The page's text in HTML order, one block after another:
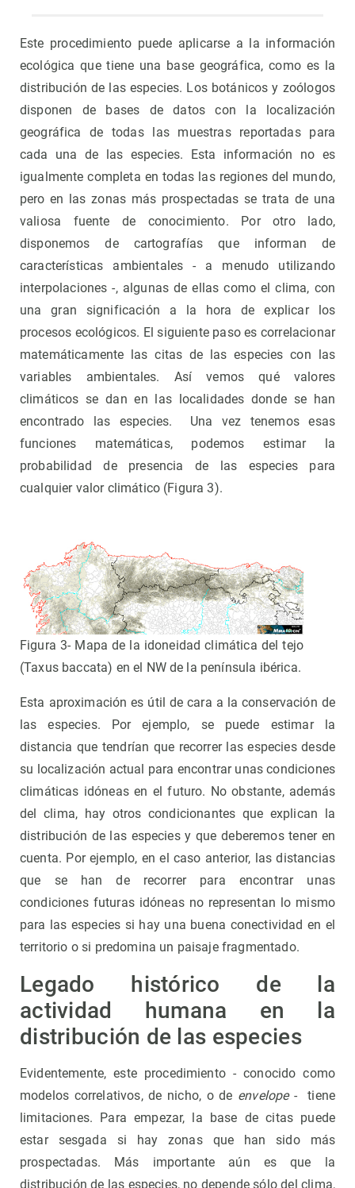
Este procedimiento puede aplicarse a la información
ecológica que tiene una base geográfica, como es la
distribución de las especies. Los botánicos y zoólogos
disponen de bases de datos con la localización
geográfica de todas las muestras reportadas para
cada una de las especies. Esta información no es
igualmente completa en todas las regiones del mundo,
pero en las zonas más prospectadas se trata de una
valiosa fuente de conocimiento. Por otro lado,
disponemos de cartografías que informan de
características ambientales - a menudo utilizando
interpolaciones -, algunas de ellas como el clima, con
una gran significación a la hora de explicar los
procesos ecológicos. El siguiente paso es correlacionar
matemáticamente las citas de las especies con las
variables ambientales. Así vemos qué valores
climáticos se dan en las localidades donde se han
encontrado las especies. Una vez tenemos esas
funciones matemáticas, podemos estimar la
probabilidad de presencia de las especies para
cualquier valor climático (Figura 3).
Figura 3- Mapa de la idoneidad climática del tejo
(Taxus baccata) en el NW de la península ibérica.
Esta aproximación es útil de cara a la conservación de
las especies. Por ejemplo, se puede estimar la
distancia que tendrían que recorrer las especies desde
su localización actual para encontrar unas condiciones
climáticas idóneas en el futuro. No obstante, además
del clima, hay otros condicionantes que explican la
distribución de las especies y que deberemos tener en
cuenta. Por ejemplo, en el caso anterior, las distancias
que se han de recorrer para encontrar unas
condiciones futuras idóneas no representan lo mismo
para las especies si hay una buena conectividad en el
territorio o si predomina un paisaje fragmentado.
Legado histórico de la
actividad humana en la
distribución de las especies
Evidentemente, este procedimiento - conocido como
modelos correlativos, de nicho, o de envelope- tiene
limitaciones. Para empezar, la base de citas puede
estar sesgada si hay zonas que han sido más
prospectadas. Más importante aún es que la
distribución de las especies, no depende sólo del clima,